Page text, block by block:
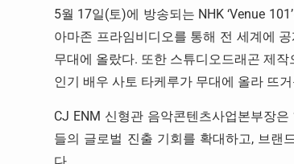
5월 17일(토)에 방송되는 NHK ‘Venue
아마존 프라임비디오를 통해 전 세계에
무대에 올랐다. 또한 스튜디오드래곤 제
인기 배우 사토 타케루가 무대에 올라 뜨
CJ ENM 신형관 음악콘텐츠사업본부장
들의 글로벌 진출 기회를 확대하고, 브랜